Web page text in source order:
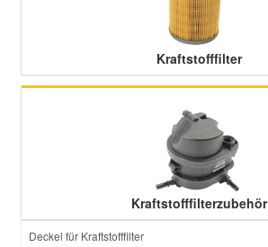
Kraftstofffilter
Kraftstofffilterzubehör
Deckel für Kraftstofffilter
Vauxhall Ersatzteile